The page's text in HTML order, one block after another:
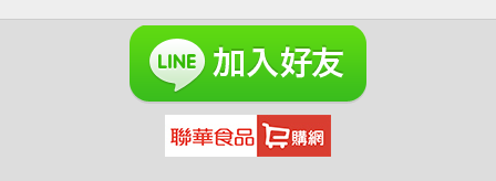
元氣什穀堅果飲 烘焙 萬歲牌 堅果小包裝活力堅果
海苔 芥末味 無加糖 萬歲牌 蔓越莓
開心果 萬歲牌 全聯 堅果 萬歲牌小魚
小包裝 全聯 海苔細